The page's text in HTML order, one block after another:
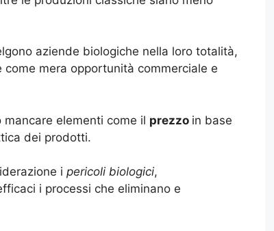
aziende biologiche nella loro totalità,
mera opportunità commerciale e
elementi come il prezzo in base
dei prodotti.
i pericoli biologici,
i processi che eliminano e